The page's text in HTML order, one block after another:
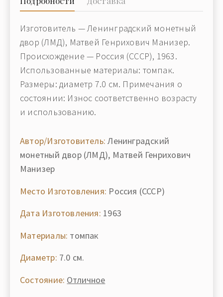
Изготовитель — Ленинградский монетный
двор (ЛМД), Матвей Генрихович Манизер.
Происхождение — Россия (СССР), 1963.
Использованные материалы: томпак.
Размеры: диаметр 7.0 см. Примечания о
состоянии: Износ соответственно возрасту
и использованию.
Автор/Изготовитель: Ленинградский
монетный двор (ЛМД), Матвей Генрихович
Манизер
Место Изготовления: Россия (СССР)
Дата Изготовления: 1963
Материалы: томпак
Диаметр: 7.0 см.
Состояние: Отличное